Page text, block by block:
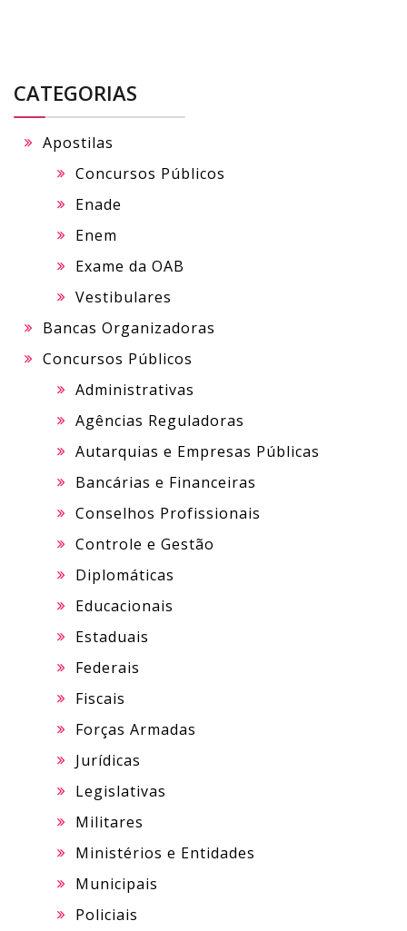
CATEGORIAS
Apostilas
Concursos Públicos
Enade
Enem
Exame da OAB
Vestibulares
Bancas Organizadoras
Concursos Públicos
Administrativas
Agências Reguladoras
Autarquias e Empresas Públicas
Bancárias e Financeiras
Conselhos Profissionais
Controle e Gestão
Diplomáticas
Educacionais
Estaduais
Federais
Fiscais
Forças Armadas
Jurídicas
Legislativas
Militares
Ministérios e Entidades
Municipais
Policiais